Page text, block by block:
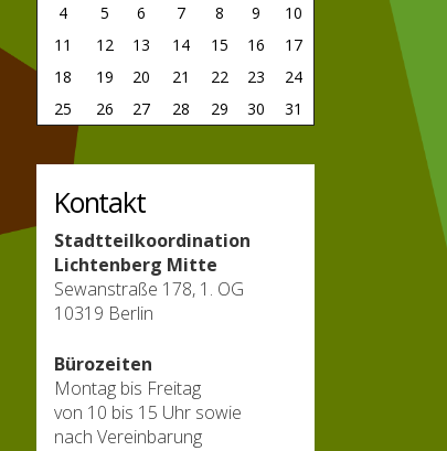
4
5 6 7 8 9
10
11
12 13 14 15 16
17
18
19 20 21 22 23
24
25
26 27 28 29 30 31
Kontakt
Stadtteilkoordination
Lichtenberg Mitte
Sewanstraße 178, 1. OG
10319 Berlin
Bürozeiten
Montag bis Freitag
von 10 bis 15 Uhr sowie
nach Vereinbarung